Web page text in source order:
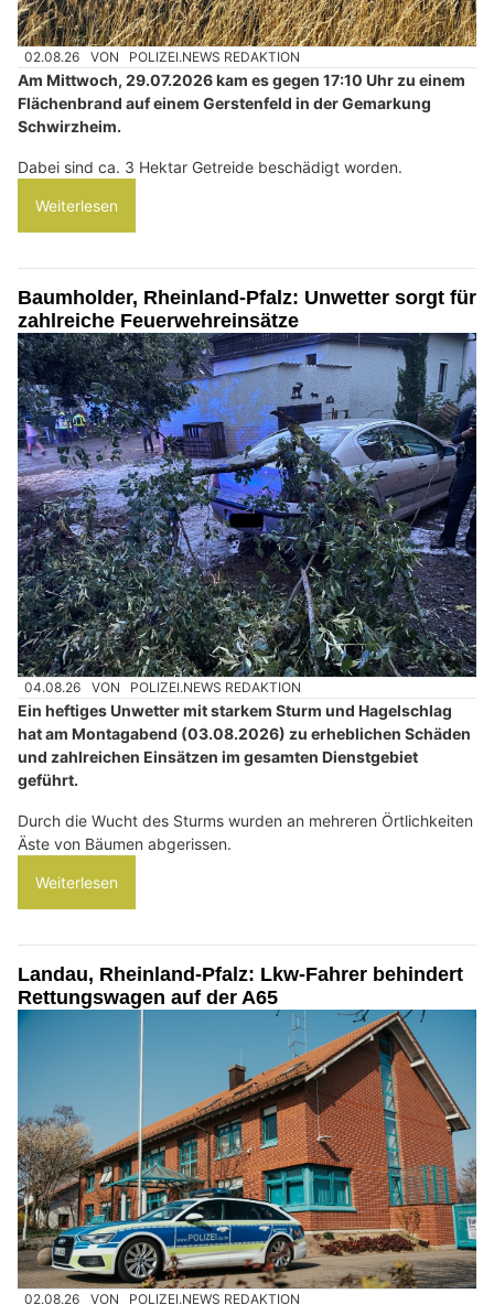
02.08.26 VON POLIZEI.NEWS REDAKTION
Am Mittwoch, 29.07.2026 kam es gegen 17:10 Uhr zu einem
Flächenbrand auf einem Gerstenfeld in der Gemarkung
Schwirzheim.
Dabei sind ca. 3 Hektar Getreide beschädigt worden.
Weiterlesen
Baumholder, Rheinland-Pfalz: Unwetter sorgt für
zahlreiche Feuerwehreinsätze
04.08.26 VON POLIZEI.NEWS REDAKTION
Ein heftiges Unwetter mit starkem Sturm und Hagelschlag
hat am Montagabend (03.08.2026) zu erheblichen Schäden
und zahlreichen Einsätzen im gesamten Dienstgebiet
geführt.
Durch die Wucht des Sturms wurden an mehreren Örtlichkeiten
Äste von Bäumen abgerissen.
Weiterlesen
Landau, Rheinland-Pfalz: Lkw-Fahrer behindert
Rettungswagen auf der A65
02.08.26 VON POLIZEI.NEWS REDAKTION